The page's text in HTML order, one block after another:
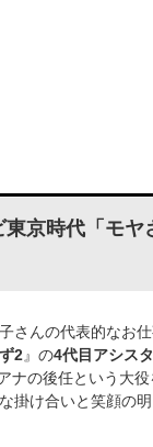
京時代「モヤ
さんの代表的なお
2』の4代目アシス
ナの後任という大役
掛け合いと笑顔の